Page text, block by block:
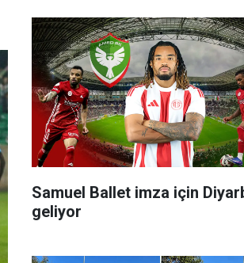
Samuel Ballet imza için
geliyor